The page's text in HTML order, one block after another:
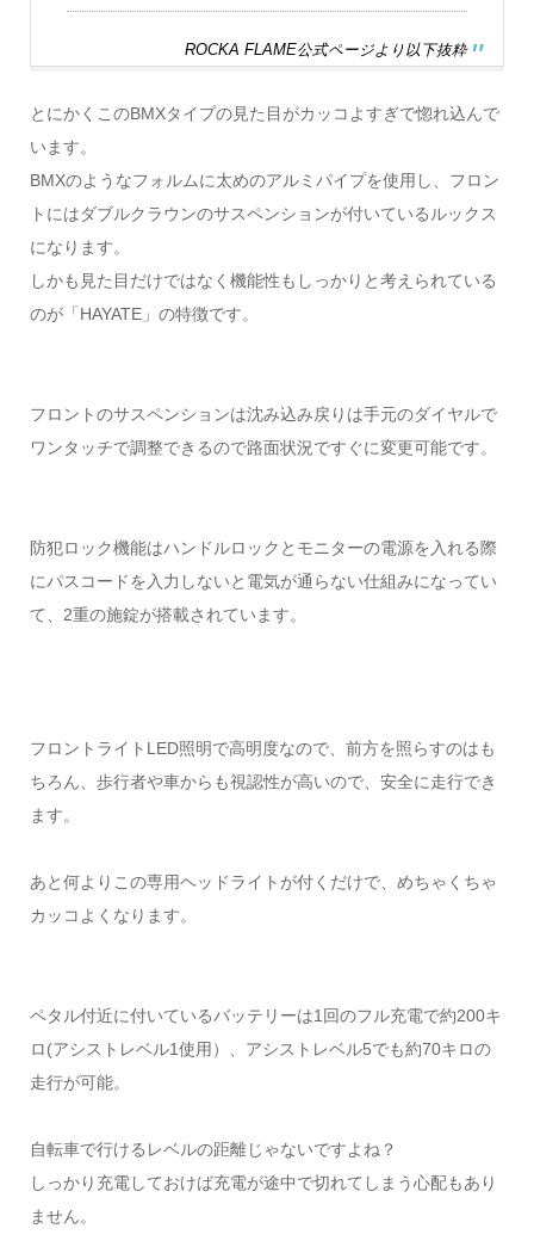
ROCKA FLAME公式ページより以下抜粋
とにかくこのBMXタイプの見た目がカッコよすぎで惚れ込んで
います。
BMXのようなフォルムに太めのアルミパイプを使用し、フロン
トにはダブルクラウンのサスペンションが付いているルックス
になります。
しかも見た目だけではなく機能性もしっかりと考えられている
のが「HAYATE」の特徴です。
フロントのサスペンションは沈み込み戻りは手元のダイヤルで
ワンタッチで調整できるので路面状況ですぐに変更可能です。
防犯ロック機能はハンドルロックとモニターの電源を入れる際
にパスコードを入力しないと電気が通らない仕組みになってい
て、2重の施錠が搭載されています。
フロントライトLED照明で高明度なので、前方を照らすのはも
ちろん、歩行者や車からも視認性が高いので、安全に走行でき
ます。
あと何よりこの専用ヘッドライトが付くだけで、めちゃくちゃ
カッコよくなります。
ペタル付近に付いているバッテリーは1回のフル充電で約200キ
ロ(アシストレベル1使用）、アシストレベル5でも約70キロの
走行が可能。
自転車で行けるレベルの距離じゃないですよね？
しっかり充電しておけば充電が途中で切れてしまう心配もあり
ません。